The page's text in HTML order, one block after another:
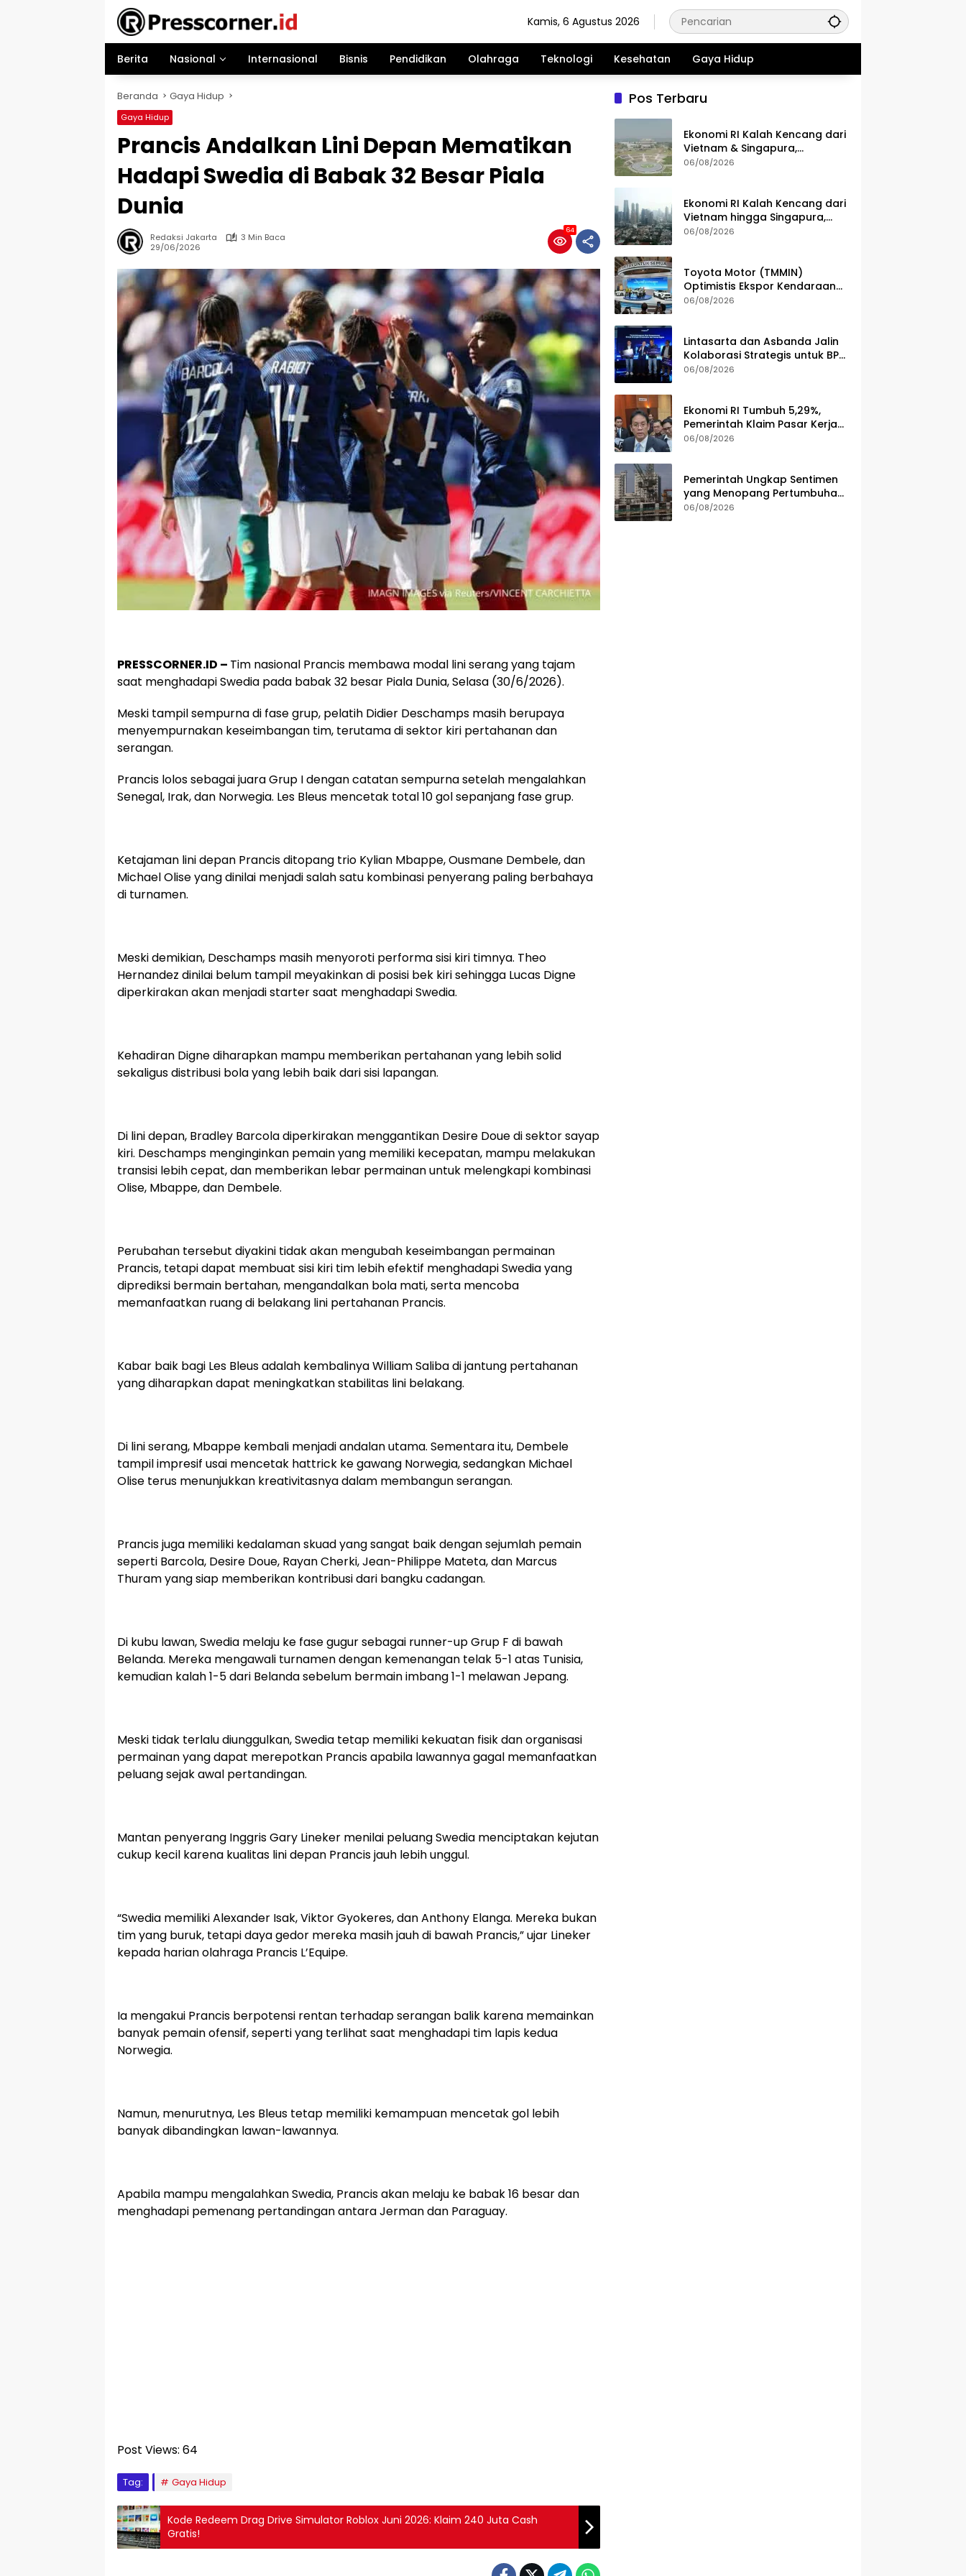
Kamis, 6 Agustus 2026
Berita Nasional Internasional Bisnis Pendidikan Olahraga Teknologi Kesehatan Gaya Hidup
Beranda Gaya Hidup
Gaya Hidup
Prancis Andalkan Lini Depan Mematikan
Hadapi Swedia di Babak 32 Besar Piala
Dunia
Redaksi Jakarta
3 Min Baca
29/06/2026
64
PRESSCORNER.ID – Tim nasional Prancis membawa modal lini serang yang tajam
saat menghadapi Swedia pada babak 32 besar Piala Dunia, Selasa (30/6/2026).
Meski tampil sempurna di fase grup, pelatih Didier Deschamps masih berupaya
menyempurnakan keseimbangan tim, terutama di sektor kiri pertahanan dan
serangan.
Prancis lolos sebagai juara Grup I dengan catatan sempurna setelah mengalahkan
Senegal, Irak, dan Norwegia. Les Bleus mencetak total 10 gol sepanjang fase grup.
Ketajaman lini depan Prancis ditopang trio Kylian Mbappe, Ousmane Dembele, dan
Michael Olise yang dinilai menjadi salah satu kombinasi penyerang paling berbahaya
di turnamen.
Meski demikian, Deschamps masih menyoroti performa sisi kiri timnya. Theo
Hernandez dinilai belum tampil meyakinkan di posisi bek kiri sehingga Lucas Digne
diperkirakan akan menjadi starter saat menghadapi Swedia.
Kehadiran Digne diharapkan mampu memberikan pertahanan yang lebih solid
sekaligus distribusi bola yang lebih baik dari sisi lapangan.
Di lini depan, Bradley Barcola diperkirakan menggantikan Desire Doue di sektor sayap
kiri. Deschamps menginginkan pemain yang memiliki kecepatan, mampu melakukan
transisi lebih cepat, dan memberikan lebar permainan untuk melengkapi kombinasi
Olise, Mbappe, dan Dembele.
Perubahan tersebut diyakini tidak akan mengubah keseimbangan permainan
Prancis, tetapi dapat membuat sisi kiri tim lebih efektif menghadapi Swedia yang
diprediksi bermain bertahan, mengandalkan bola mati, serta mencoba
memanfaatkan ruang di belakang lini pertahanan Prancis.
Kabar baik bagi Les Bleus adalah kembalinya William Saliba di jantung pertahanan
yang diharapkan dapat meningkatkan stabilitas lini belakang.
Di lini serang, Mbappe kembali menjadi andalan utama. Sementara itu, Dembele
tampil impresif usai mencetak hattrick ke gawang Norwegia, sedangkan Michael
Olise terus menunjukkan kreativitasnya dalam membangun serangan.
Prancis juga memiliki kedalaman skuad yang sangat baik dengan sejumlah pemain
seperti Barcola, Desire Doue, Rayan Cherki, Jean-Philippe Mateta, dan Marcus
Thuram yang siap memberikan kontribusi dari bangku cadangan.
Di kubu lawan, Swedia melaju ke fase gugur sebagai runner-up Grup F di bawah
Belanda. Mereka mengawali turnamen dengan kemenangan telak 5-1 atas Tunisia,
kemudian kalah 1-5 dari Belanda sebelum bermain imbang 1-1 melawan Jepang.
Meski tidak terlalu diunggulkan, Swedia tetap memiliki kekuatan fisik dan organisasi
permainan yang dapat merepotkan Prancis apabila lawannya gagal memanfaatkan
peluang sejak awal pertandingan.
Mantan penyerang Inggris Gary Lineker menilai peluang Swedia menciptakan kejutan
cukup kecil karena kualitas lini depan Prancis jauh lebih unggul.
“Swedia memiliki Alexander Isak, Viktor Gyokeres, dan Anthony Elanga. Mereka bukan
tim yang buruk, tetapi daya gedor mereka masih jauh di bawah Prancis,” ujar Lineker
kepada harian olahraga Prancis L’Equipe.
Ia mengakui Prancis berpotensi rentan terhadap serangan balik karena memainkan
banyak pemain ofensif, seperti yang terlihat saat menghadapi tim lapis kedua
Norwegia.
Namun, menurutnya, Les Bleus tetap memiliki kemampuan mencetak gol lebih
banyak dibandingkan lawan-lawannya.
Apabila mampu mengalahkan Swedia, Prancis akan melaju ke babak 16 besar dan
menghadapi pemenang pertandingan antara Jerman dan Paraguay.
Post Views: 64
Tag: Gaya Hidup
Kode Redeem Drag Drive Simulator Roblox Juni 2026: Klaim 240 Juta Cash
Gratis!
Pos Terbaru
Ekonomi RI Kalah Kencang dari
Vietnam & Singapura,
Pemerintah Benahi Iklim
06/08/2026
Ekonomi RI Kalah Kencang dari
Vietnam hingga Singapura,
Apa Penyebabnya?
06/08/2026
Toyota Motor (TMMIN)
Optimistis Ekspor Kendaraan
Naik Meski Dibayangi
06/08/2026
Lintasarta dan Asbanda Jalin
Kolaborasi Strategis untuk BPD
di Seluruh Indonesia
06/08/2026
Ekonomi RI Tumbuh 5,29%,
Pemerintah Klaim Pasar Kerja
dan Kesejahteraan Membaik
06/08/2026
Pemerintah Ungkap Sentimen
yang Menopang Pertumbuhan
Ekonomi Kuartal II-2026
06/08/2026